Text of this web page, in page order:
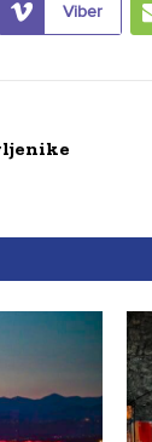
Viber